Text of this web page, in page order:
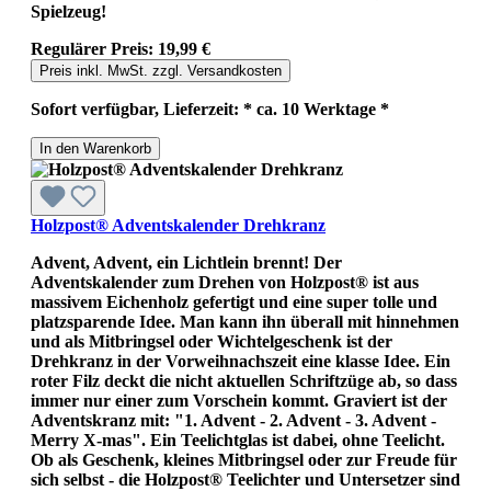
Spielzeug!
Regulärer Preis: 19,99 €
Preis inkl. MwSt. zzgl. Versandkosten
Sofort verfügbar, Lieferzeit: * ca. 10 Werktage *
In den Warenkorb
Holzpost® Adventskalender Drehkranz
Advent, Advent, ein Lichtlein brennt! Der
Adventskalender zum Drehen von Holzpost® ist aus
massivem Eichenholz gefertigt und eine super tolle und
platzsparende Idee. Man kann ihn überall mit hinnehmen
und als Mitbringsel oder Wichtelgeschenk ist der
Drehkranz in der Vorweihnachszeit eine klasse Idee. Ein
roter Filz deckt die nicht aktuellen Schriftzüge ab, so dass
immer nur einer zum Vorschein kommt. Graviert ist der
Adventskranz mit: "1. Advent - 2. Advent - 3. Advent -
Merry X-mas". Ein Teelichtglas ist dabei, ohne Teelicht.
Ob als Geschenk, kleines Mitbringsel oder zur Freude für
sich selbst - die Holzpost® Teelichter und Untersetzer sind